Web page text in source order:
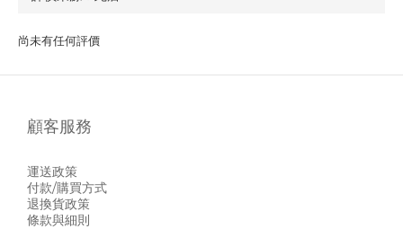
尚未有任何評價
顧客服務
運送政策
付款/購買方式
退換貨政策
條款與細則